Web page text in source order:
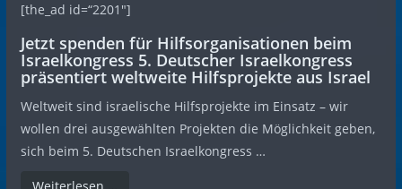
[the_ad id=“2201″]
Jetzt spenden für Hilfsorganisationen beim
Israelkongress 5. Deutscher Israelkongress
präsentiert weltweite Hilfsprojekte aus Israel
Weltweit sind israelische Hilfsprojekte im Einsatz – wir
wollen drei ausgewählten Projekten die Möglichkeit geben,
sich beim 5. Deutschen Israelkongress …